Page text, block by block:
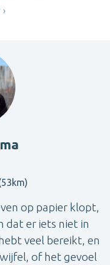
op papier klopt,
dat er iets niet in
veel bereikt, en
of het gevoel